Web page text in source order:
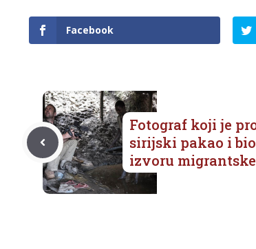
Facebook
Fotograf koji je
sirijski pakao i
izvoru
‘Nemamo pravo
mrziti’